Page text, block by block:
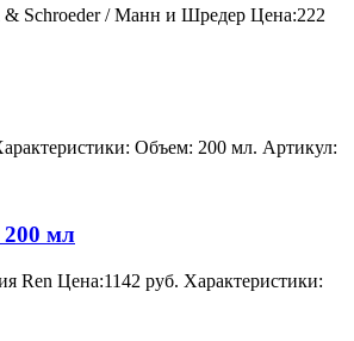
& Schroeder / Манн и Шредер Цена:222
Объем: 200 мл. Артикул:
200 мл
Ren Цена:1142 руб. Характеристики: